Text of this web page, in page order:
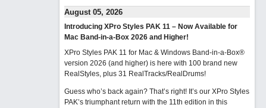
August 05, 2026
Introducing XPro Styles PAK 11 – Now Available for
Mac Band-in-a-Box 2026 and Higher!
XPro Styles PAK 11 for Mac & Windows Band-in-a-Box®
version 2026 (and higher) is here with 100 brand new
RealStyles, plus 31 RealTracks/RealDrums!
Guess who’s back again? That’s right! It’s our XPro Styles
PAK’s triumphant return with the 11th edition in this